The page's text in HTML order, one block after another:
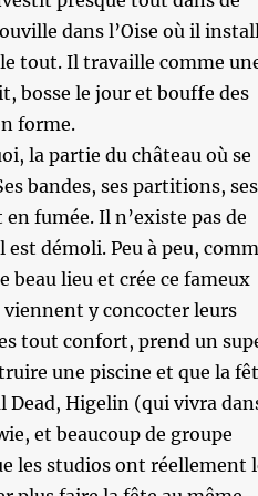
dans l’Oise où il
tout. Il travaille comme
bosse le jour et bouffe des
forme.
la partie du château où se
bandes, ses partitions, ses
fumée. Il n’existe pas de
démoli. Peu à peu,
beau lieu et crée ce fameux
y concocter leurs
tout confort, prend un
une piscine et que la
Dead, Higelin (qui vivra
et beaucoup de groupe
les studios ont réellement